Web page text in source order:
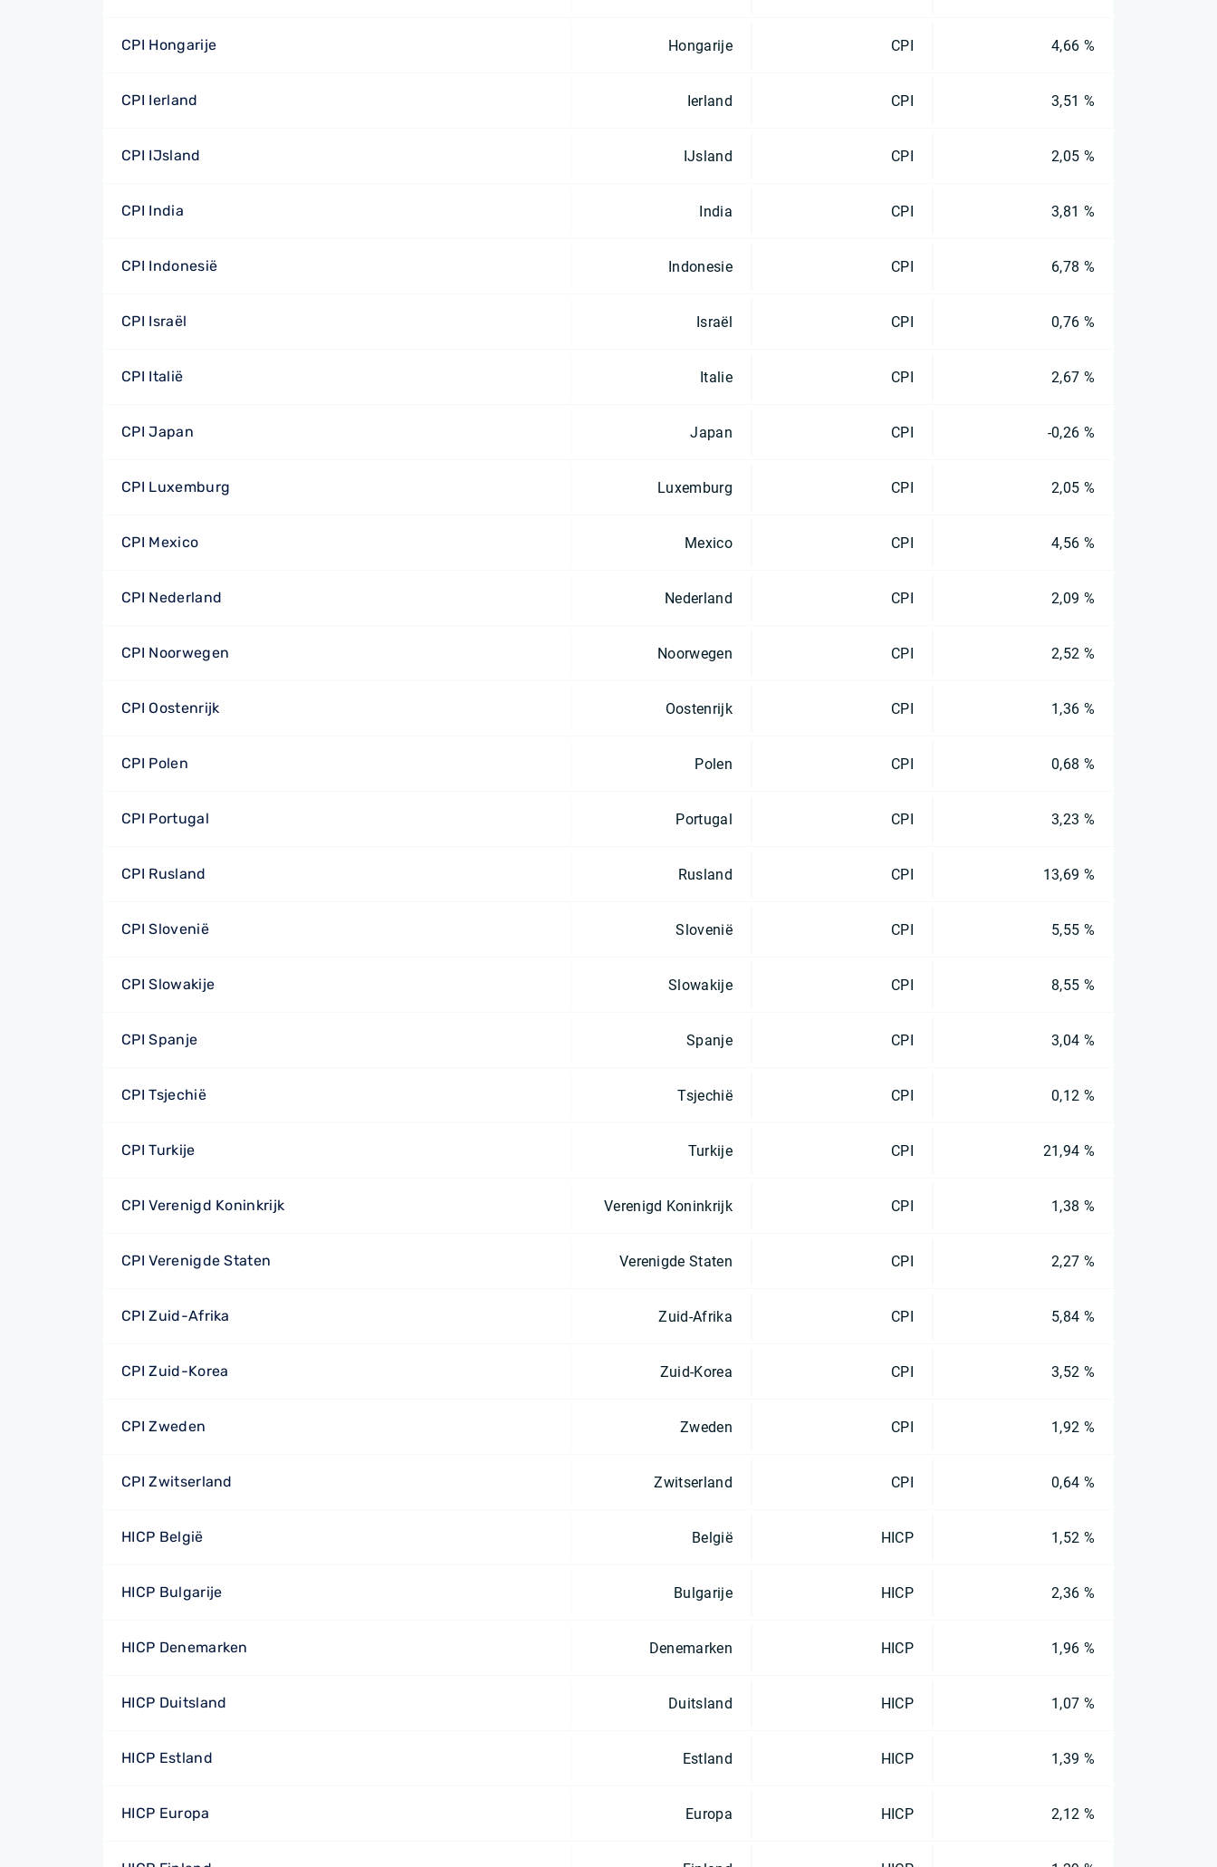
CPI Hongarije Hongarije CPI 4,66 %
CPI Ierland Ierland CPI 3,51 %
CPI IJsland IJsland CPI 2,05 %
CPI India India CPI 3,81 %
CPI Indonesië Indonesie CPI 6,78 %
CPI Israël Israël CPI 0,76 %
CPI Italië Italie CPI 2,67 %
CPI Japan Japan CPI -0,26 %
CPI Luxemburg Luxemburg CPI 2,05 %
CPI Mexico Mexico CPI 4,56 %
CPI Nederland Nederland CPI 2,09 %
CPI Noorwegen Noorwegen CPI 2,52 %
CPI Oostenrijk Oostenrijk CPI 1,36 %
CPI Polen Polen CPI 0,68 %
CPI Portugal Portugal CPI 3,23 %
CPI Rusland Rusland CPI 13,69 %
CPI Slovenië Slovenië CPI 5,55 %
CPI Slowakije Slowakije CPI 8,55 %
CPI Spanje Spanje CPI 3,04 %
CPI Tsjechië Tsjechië CPI 0,12 %
CPI Turkije Turkije CPI 21,94 %
CPI Verenigd Koninkrijk Verenigd Koninkrijk CPI 1,38 %
CPI Verenigde Staten Verenigde Staten CPI 2,27 %
CPI Zuid-Afrika Zuid-Afrika CPI 5,84 %
CPI Zuid-Korea Zuid-Korea CPI 3,52 %
CPI Zweden Zweden CPI 1,92 %
CPI Zwitserland Zwitserland CPI 0,64 %
HICP België België HICP 1,52 %
HICP Bulgarije Bulgarije HICP 2,36 %
HICP Denemarken Denemarken HICP 1,96 %
HICP Duitsland Duitsland HICP 1,07 %
HICP Estland Estland HICP 1,39 %
HICP Europa Europa HICP 2,12 %